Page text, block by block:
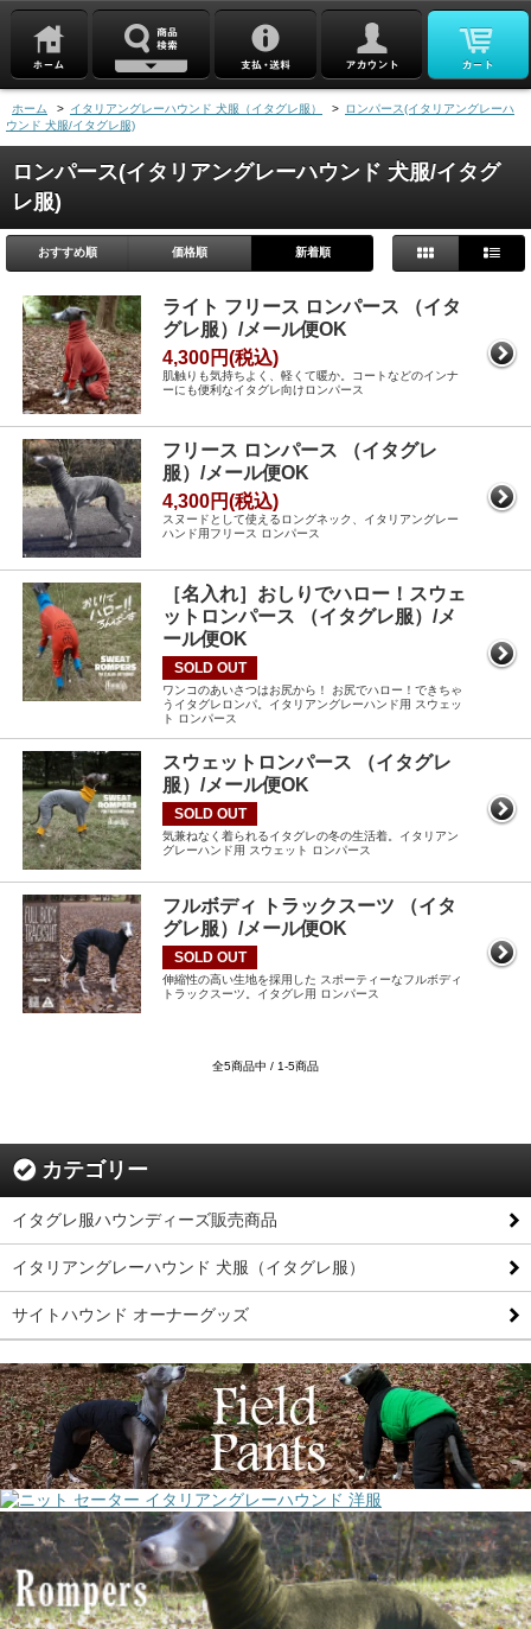
ホーム > イタリアングレーハウンド 犬服（イタグレ服） >
ロンパース(イタリアングレーハ
ウンド 犬服/イタグレ服)
ロンパース(イタリアングレーハウンド 犬服/イタグ
レ服)
おすすめ順 価格順 新着順
ライト フリース ロンパース （イタ
グレ服）/メール便OK
4,300円(税込)
肌触りも気持ちよく、軽くて暖か。コートなどのインナ
ーにも便利なイタグレ向けロンパース
フリース ロンパース （イタグレ
服）/メール便OK
4,300円(税込)
スヌードとして使えるロングネック、イタリアングレー
ハンド用フリース ロンパース
［名入れ］おしりでハロー！スウェ
ットロンパース （イタグレ服）/メ
ール便OK
SOLD OUT
ワンコのあいさつはお尻から！ お尻でハロー！できちゃ
うイタグレロンパ。イタリアングレーハンド用 スウェッ
ト ロンパース
スウェットロンパース （イタグレ
服）/メール便OK
SOLD OUT
気兼ねなく着られるイタグレの冬の生活着。イタリアン
グレーハンド用 スウェット ロンパース
フルボディ トラックスーツ （イタ
グレ服）/メール便OK
SOLD OUT
伸縮性の高い生地を採用した スポーティーなフルボディ
トラックスーツ。イタグレ用 ロンパース
全5商品中 / 1-5商品
カテゴリー
イタグレ服ハウンディーズ販売商品
イタリアングレーハウンド 犬服（イタグレ服）
サイトハウンド オーナーグッズ